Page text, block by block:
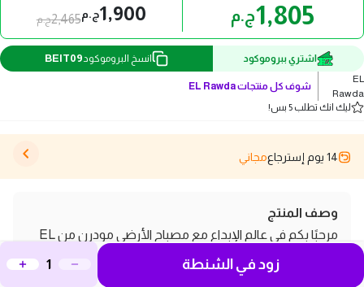
1,805ج.م 1,900ج.م2,465ج.م
اشتري ببروموكود انسخ البروموكود BEIT09
EL
Rawda
شوف كل منتجاتEL Rawda
ليك انك تطلب 5 بس!
14 يوم إسترجاع مجاني
وصف المنتج
مرحبًا بكم في عالم الإبداع مع مصباح الأرضي مودرن من EL
Rawda! هذا المصباح الرائع يجمع بين الأناقة والوظائف
زود في الشنطة